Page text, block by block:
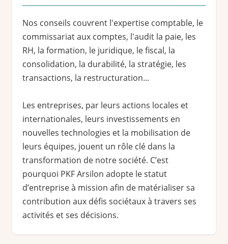
Nos conseils couvrent l'expertise comptable, le
commissariat aux comptes, l'audit la paie, les
RH, la formation, le juridique, le fiscal, la
consolidation, la durabilité, la stratégie, les
transactions, la restructuration...
Les entreprises, par leurs actions locales et
internationales, leurs investissements en
nouvelles technologies et la mobilisation de
leurs équipes, jouent un rôle clé dans la
transformation de notre société. C’est
pourquoi PKF Arsilon adopte le statut
d’entreprise à mission afin de matérialiser sa
contribution aux défis sociétaux à travers ses
activités et ses décisions.